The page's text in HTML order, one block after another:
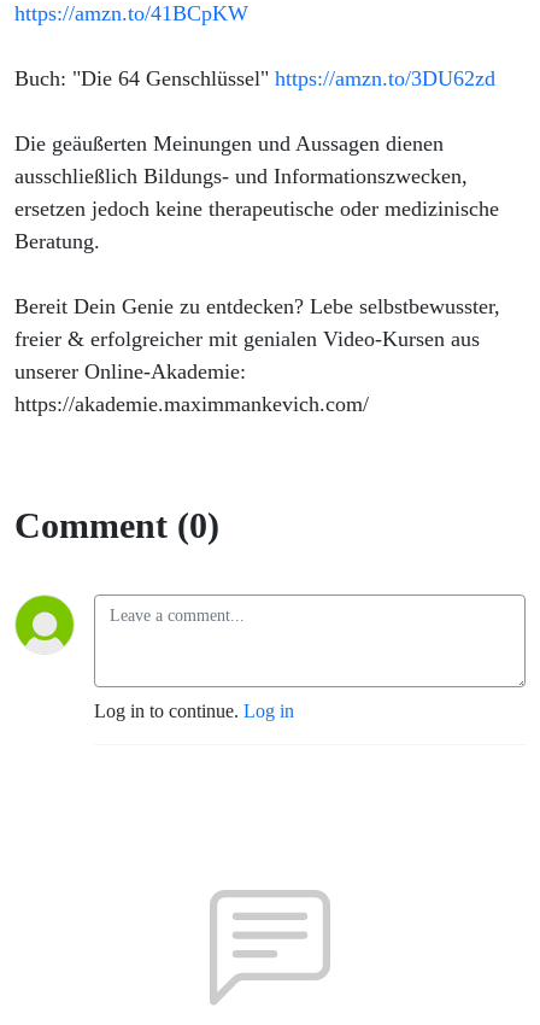
https://amzn.to/41BCpKW
Buch: "Die 64 Genschlüssel" https://amzn.to/3DU62zd
Die geäußerten Meinungen und Aussagen dienen
ausschließlich Bildungs- und Informationszwecken,
ersetzen jedoch keine therapeutische oder medizinische
Beratung.
Bereit Dein Genie zu entdecken? Lebe selbstbewusster,
freier & erfolgreicher mit genialen Video-Kursen aus
unserer Online-Akademie:
https://akademie.maximmankevich.com/
Comment (0)
Log in to continue. Log in